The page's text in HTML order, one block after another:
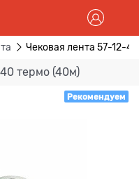
Чековая лента 57-12-
термо (40м)
Рекомендуем